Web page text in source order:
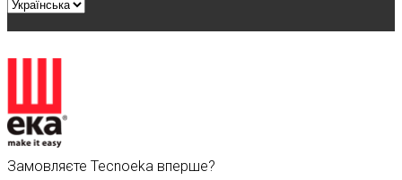
Замовляєте Tecnoeka вперше?